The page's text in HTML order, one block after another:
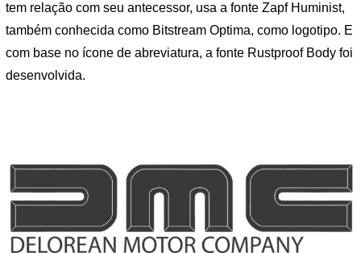
tem relação com seu antecessor, usa a fonte Zapf Huminist,
também conhecida como Bitstream Optima, como logotipo. E
com base no ícone de abreviatura, a fonte Rustproof Body foi
desenvolvida.